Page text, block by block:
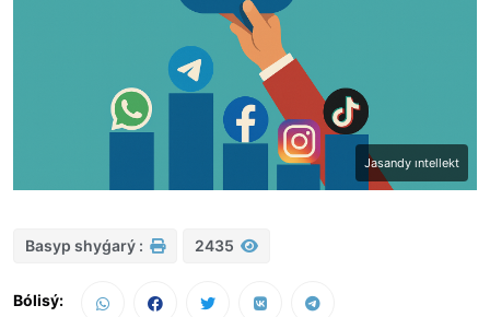
Jasandy ıntellekt
Basyp shyǵarý : 2435
Bólisý: